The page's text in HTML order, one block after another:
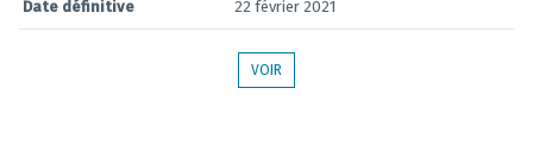
Date définitive 22 février 2021
VOIR